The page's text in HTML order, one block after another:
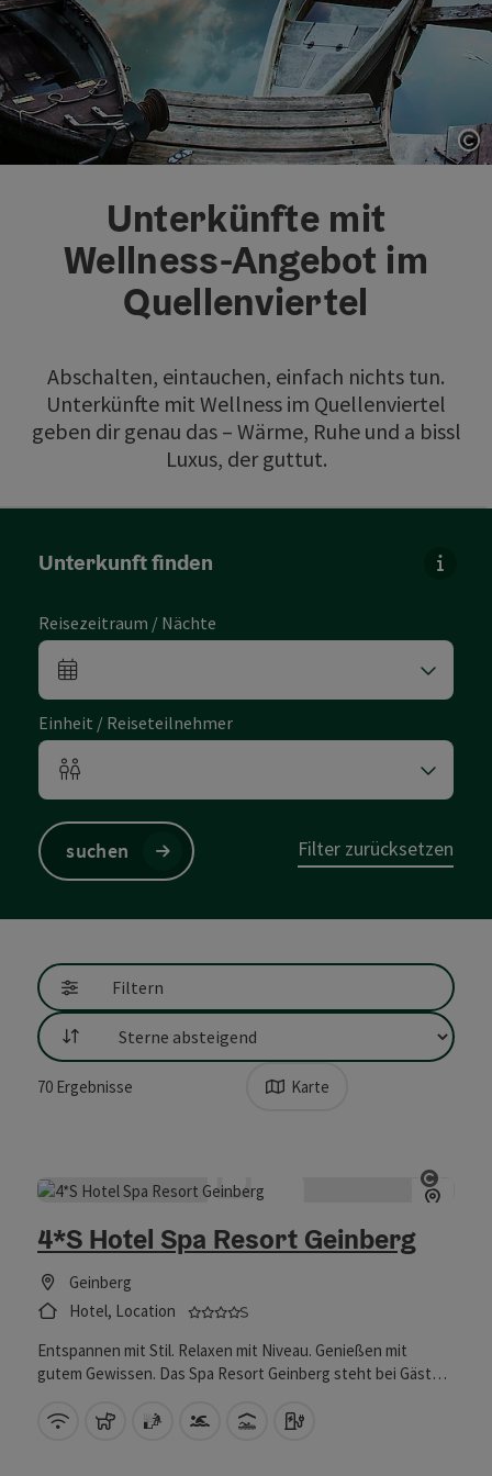
Unterkünfte mit
Wellness-Angebot im
Quellenviertel
Abschalten, eintauchen, einfach nichts tun.
Unterkünfte mit Wellness im Quellenviertel
geben dir genau das – Wärme, Ruhe und a bissl
Luxus, der guttut.
Unterkunft finden
Reisezeitraum / Nächte
An- und Abreisefelder
Einheit / Reiseteilnehmer
Einheitenanzahl und Personenfelder
suchen Filter zurücksetzen
Filtern
Sortierung
70 Ergebnisse Karte
4*S Hotel Spa Resort Geinberg
Geinberg
Hotel, Location
4 Sterne Superior - geprüfter und
Entspannen mit Stil. Relaxen mit Niveau. Genießen mit
gutem Gewissen. Das Spa Resort Geinberg steht bei Gästen
kleinen CO2-Abdruck hinterlassen wollen. Wellnessen,
W-Lan (kostenlos)
Haustiere erlaubt
Sauna Swimmingpool
Hallenbad